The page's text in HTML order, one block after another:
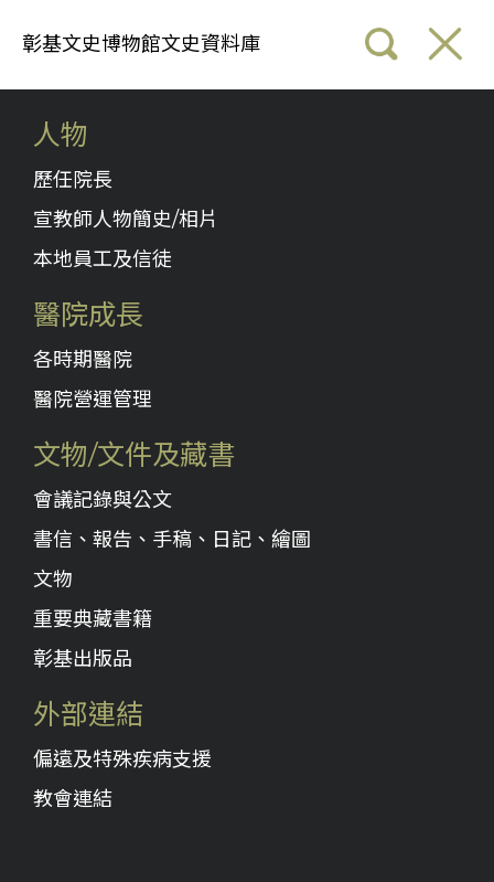
彰基文史博物館文史資料庫
人物
歷任院長
宣教師人物簡史/相片
本地員工及信徒
醫院成長
各時期醫院
醫院營運管理
文物/文件及藏書
會議記錄與公文
書信、報告、手稿、日記、繪圖
文物
重要典藏書籍
彰基出版品
外部連結
偏遠及特殊疾病支援
教會連結